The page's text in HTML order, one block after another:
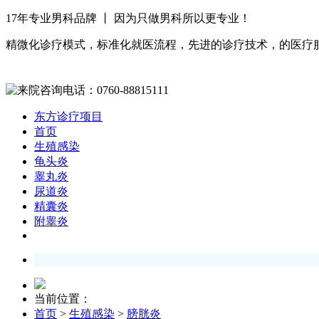
17年专业男科品牌 丨 因为只做男科所以更专业！
精微化诊疗模式，标准化就医流程，先进的诊疗技术，的医疗
东方诊疗项目
首页
生殖感染
龟头炎
睾丸炎
尿道炎
精囊炎
附睾炎
当前位置：
首页 > 生殖感染 > 膀胱炎